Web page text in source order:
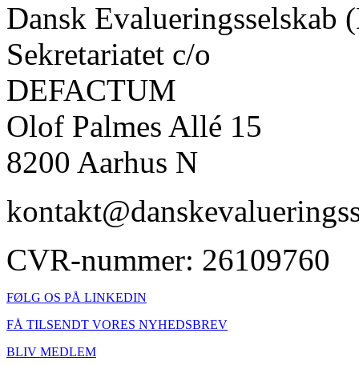
Dansk Evalueringsselskab
Sekretariatet c/o
DEFACTUM
Olof Palmes Allé 15
8200 Aarhus N
CVR-nummer: 26109760
FØLG OS PÅ LINKEDIN
FÅ TILSENDT VORES NYHEDSBREV
BLIV MEDLEM